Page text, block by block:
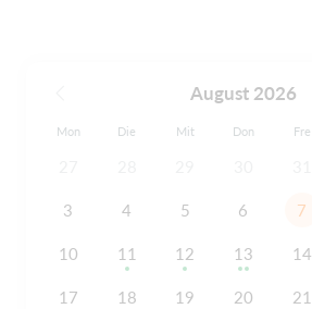
August 2026
Mon Die Mit Don Fre
3 4 5 6 7
10 11 12 13 14
17 18 19 20 21